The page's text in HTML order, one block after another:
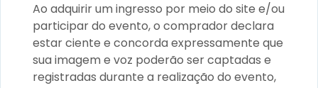
Ao adquirir um ingresso por meio do site e/ou
participar do evento, o comprador declara
estar ciente e concorda expressamente que
sua imagem e voz poderão ser captadas e
registradas durante a realização do evento,